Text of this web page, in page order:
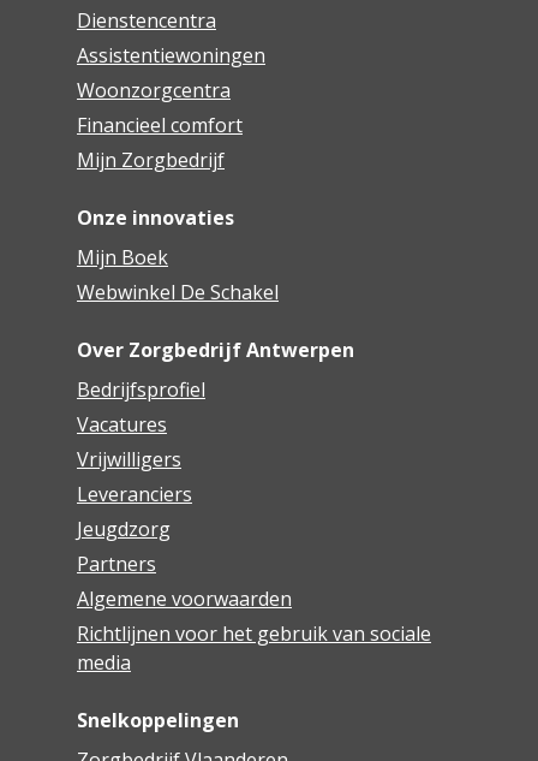
Dienstencentra
Assistentiewoningen
Woonzorgcentra
Financieel comfort
Mijn Zorgbedrijf
Onze innovaties
Mijn Boek
Webwinkel De Schakel
Over Zorgbedrijf Antwerpen
Bedrijfsprofiel
Vacatures
Vrijwilligers
Leveranciers
Jeugdzorg
Partners
Algemene voorwaarden
Richtlijnen voor het gebruik van sociale
media
Snelkoppelingen